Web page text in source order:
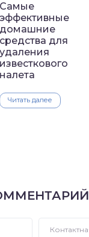
Самые
эффективные
домашние
средства для
удаления
известкового
налета
Читать далее